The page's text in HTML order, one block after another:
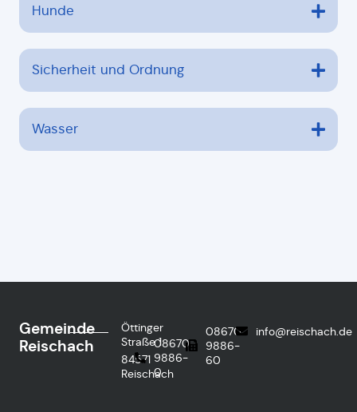
Hunde
Sicherheit und Ordnung
Wasser
Gemeinde
Reischach
Öttinger
Straße 1
84571
Reischach
08670
9886-
0
08670
9886-
60
info@reischach.de